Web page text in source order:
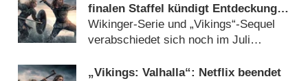
finalen Staffel kündigt Entdeckung
Amerikas an
Wikinger-Serie und „Vikings“-Sequel
verabschiedet sich noch im Juli
„Vikings: Valhalla“: Netflix beendet